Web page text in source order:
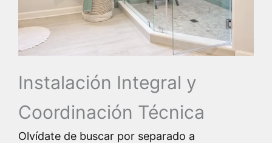
Instalación Integral y
Coordinación Técnica
Olvídate de buscar por separado a